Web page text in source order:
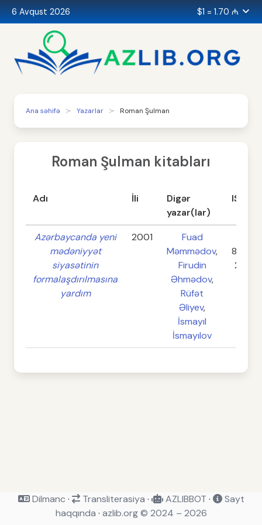
6 Avqust 2026 $1 = 1.70 ₼
Ana səhifə Yazarlar Roman Şulman
Roman Şulman kitabları
Adı İli
Digər
yazar(lar)
ISBN
Azərbaycanda yeni
mədəniyyət
siyasətinin
formalaşdırılmasına
yardım
2001
Fuad
Məmmədov,
Firudin
Əhmədov,
Rüfət
Əliyev,
İsmayıl
İsmayılov
86106-
238-2
Dilmanc · Transliterasiya · AZLIBBOT ·
Sayt
haqqında · azlib.org © 2024 – 2026